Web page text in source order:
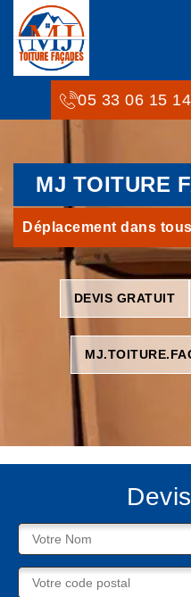
05 33 06 15 14
MJ TOITURE
Déplacement dans
DEVIS GRATUIT